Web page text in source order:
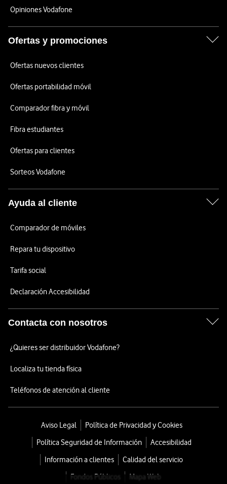
Opiniones Vodafone
Ofertas y promociones
Ofertas nuevos clientes
Ofertas portabilidad móvil
Comparador fibra y móvil
Fibra estudiantes
Ofertas para clientes
Sorteos Vodafone
Ayuda al cliente
Comparador de móviles
Repara tu dispositivo
Tarifa social
Declaración Accesibilidad
Contacta con nosotros
¿Quieres ser distribuidor Vodafone?
Localiza tu tienda física
Teléfonos de atención al cliente
Aviso Legal
Política de Privacidad y Cookies
Política Seguridad de Información
Accesibilidad
Información a clientes
Calidad del servicio
Fondos Públicos
Mapa Web